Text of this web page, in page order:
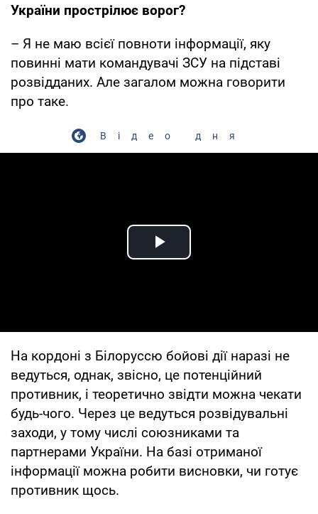
України прострілює ворог?
– Я не маю всієї повноти інформації, яку
повинні мати командувачі ЗСУ на підставі
розвідданих. Але загалом можна говорити
про таке.
Відео дня
Play Video
На кордоні з Білоруссю бойові дії наразі не
ведуться, однак, звісно, це потенційний
противник, і теоретично звідти можна чекати
будь-чого. Через це ведуться розвідувальні
заходи, у тому числі союзниками та
партнерами України. На базі отриманої
інформації можна робити висновки, чи готує
противник щось.